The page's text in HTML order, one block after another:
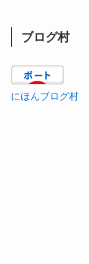
ブログ村
にほんブログ村